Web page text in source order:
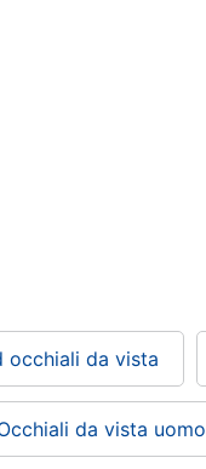
occhiali da vista
da vista uomo